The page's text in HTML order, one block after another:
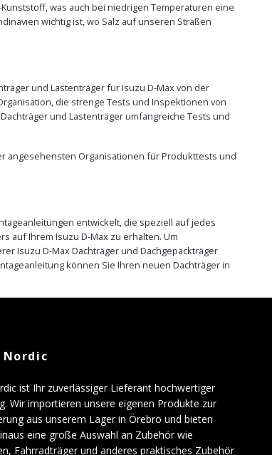
was auch bei niedrigen Temperaturen eine
wichtig ist, wo Salz auf unseren Straßen
und Lastenträger für Isuzu D-Max von der
die strenge Tests und Inspektionen von
und Lastenträger umfangreiche Tests und
angesehensten Organisationen für Produkttests und
entwickelt, die speziell auf jedes
auf Ihrem Isuzu D-Max zu erhalten. Um
Isuzu D-Max Dachträger und Dachgepäckträger
können Sie Ihren neuen Dachträger in
ist Ihr zuverlässiger Lieferant hochwertiger
Wir importieren unsere eigenen Produkte zur
aus unserem Lager in Örebro und bieten
eine große Auswahl an Zubehör wie
Fahrradträger und anderes praktisches Zubehör